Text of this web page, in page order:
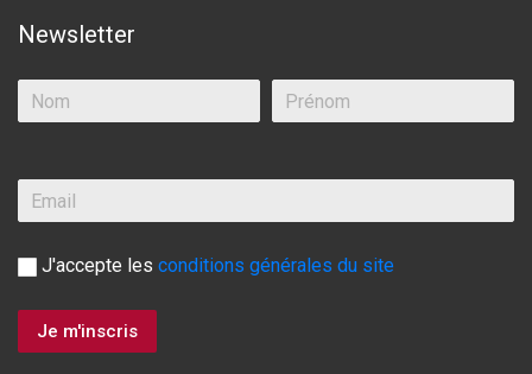
Newsletter
J'accepte les conditions générales du site